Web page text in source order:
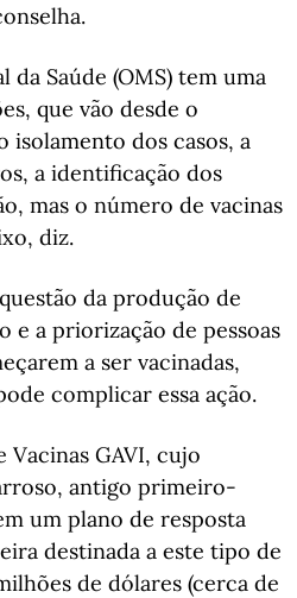
da Saúde (OMS) tem uma
que vão desde o
dos casos, a
a identificação dos
mas o número de vacinas
diz.
da produção de
e a priorização de pessoas
a ser vacinadas,
complicar essa ação.
Vacinas GAVI, cujo
antigo primeiro-
um plano de resposta
destinada a este tipo de
de dólares (cerca de